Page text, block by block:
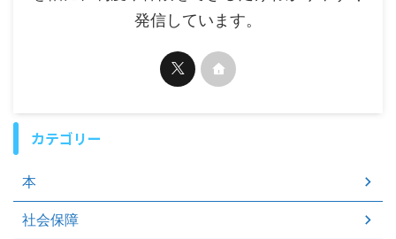
発信しています。
カテゴリー
本
社会保障